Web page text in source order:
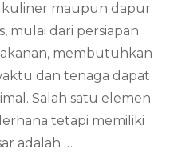
Produktivitas
Kitchen
kuliner maupun dapur
mulai dari persiapan
membutuhkan
dan tenaga dapat
Salah satu elemen
tetapi memiliki
adalah …